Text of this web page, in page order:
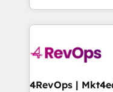
Hourly-fee
requirement).
far with our
team to simplify
experience for your